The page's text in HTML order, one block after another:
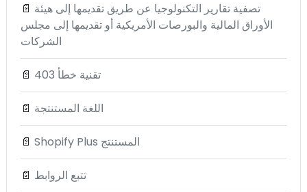
📄 تصفية تقارير التكنولوجيا عن طريق تقديمها إلى هيئة
الأوراق المالية والبورصات الأمريكية أو تقديمها إلى مجلس
الشركات
📄 تقنية خطأ 403
📄 اللغة المستنتجة
📄 Shopify Plus المستنتج
📄 تتبع الروابط